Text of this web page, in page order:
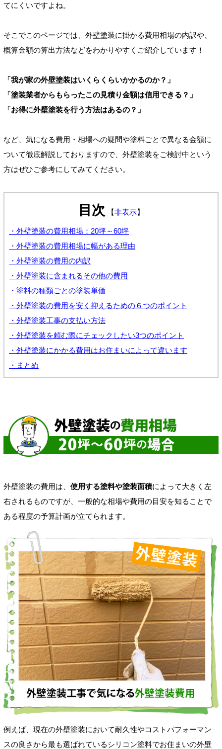
てにくいですよね。
そこでこのページでは、外壁塗装に掛かる費用相場の内訳や、
概算金額の算出方法などをわかりやすくご紹介しています！
「我が家の外壁塗装はいくらくらいかかるのか？」
「塗装業者からもらったこの見積り金額は信用できる？」
「お得に外壁塗装を行う方法はあるの？」
など、気になる費用・相場への疑問や塗料ごとで異なる金額に
ついて徹底解説しておりますので、外壁塗装をご検討中という
方はぜひご参考にしてみてください。
目次 【非表示】
・外壁塗装の費用相場：20坪～60坪
・外壁塗装の費用相場に幅がある理由
・外壁塗装の費用の内訳
・外壁塗装に含まれるその他の費用
・塗料の種類ごとの塗装単価
・外壁塗装の費用を安く抑えるための６つのポイント
・外壁塗装工事の支払い方法
・外壁塗装を頼む際にチェックしたい3つのポイント
・外壁塗装にかかる費用はお住まいによって違います
・まとめ
外壁塗装の費用は、 使用する塗料や塗装面積によって大きく左
右されるものですが、一般的な相場や費用の目安を知ることで
ある程度の予算計画が立てられます。
例えば、現在の外壁塗装において耐久性やコストパフォーマン
スの良さから最も選ばれているシリコン塗料でお住まいの外壁